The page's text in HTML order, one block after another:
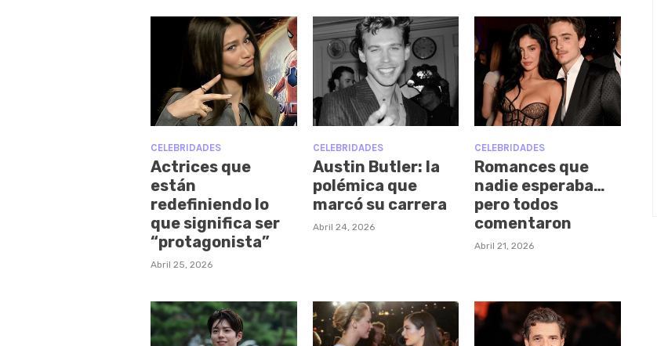
CELEBRIDADES
Actrices que
están
redefiniendo lo
que significa ser
“protagonista”
Abril 25, 2026
CELEBRIDADES
Austin Butler: la
polémica que
marcó su carrera
Abril 24, 2026
CELEBRIDADES
Romances que
nadie esperaba…
pero todos
comentaron
Abril 21, 2026